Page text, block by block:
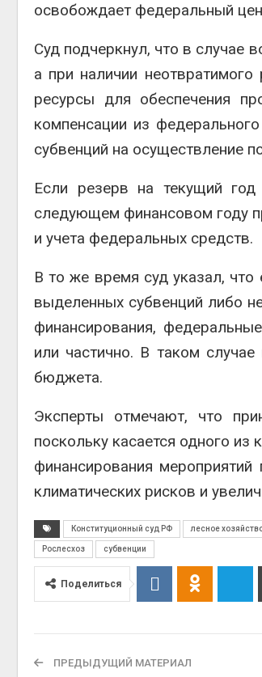
освобождает федеральный
Суд подчеркнул, что в случае
а при наличии
ресурсы для обеспечения
компенсации из
субвенций на осуществление
Если резерв на текущий год
следующем финансовом году
и учета федеральных средств.
В то же время суд указал, что
выделенных субвенций либо
финансирования,
или частично. В таком
бюджета.
Эксперты отмечают, что
поскольку касается одного
финансирования
климатических рисков и
Конституционный суд РФ лесное
Рослесхоз субвенции
Поделиться
ПРЕДЫДУЩИЙ МАТЕРИАЛ